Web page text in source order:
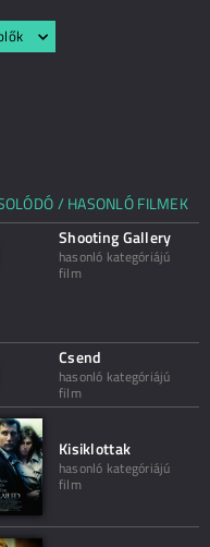
/ HASONLÓ FILMEK
Shooting Gallery
hasonló kategóriájú
film
Csend
hasonló kategóriájú
film
Kisiklottak
hasonló kategóriájú
film